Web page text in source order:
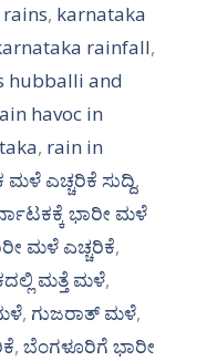
, karnataka
rainfall,
hubballi and
havoc in
, rain in
ಮಳೆ ಎಚ್ಚರಿಕೆ ಸುದ್ದಿ,
ಭಾರೀ ಮಳೆ
ಮಳೆ ಎಚ್ಚರಿಕೆ,
ಮತ್ತೆ ಮಳೆ,
, ಗುಜರಾತ್ ಮಳೆ,
, ಬೆಂಗಳೂರಿಗೆ ಭಾರೀ